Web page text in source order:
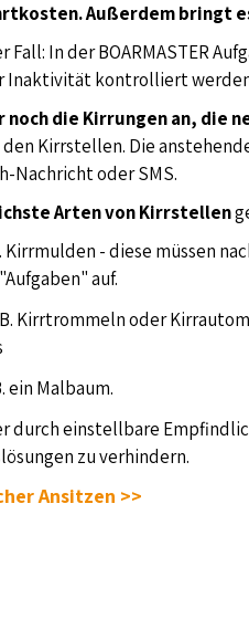
Außerdembringt
Fall: In der BOARMASTER
Inaktivität kontrolliert
die Kirrungen an, die
Kirrstellen. Die
Nachricht oder SMS.
Arten von Kirrstellen
- diese müssen
auf.
Kirrtrommeln oder
ein Malbaum.
durch einstellbare
zu verhindern.
Ansitzen >>